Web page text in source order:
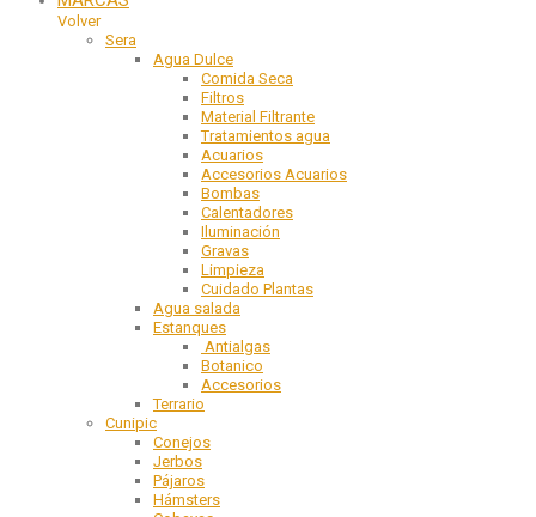
Volver
Sera
Agua Dulce
Comida Seca
Filtros
Material Filtrante
Tratamientos agua
Acuarios
Accesorios Acuarios
Bombas
Calentadores
Iluminación
Gravas
Limpieza
Cuidado Plantas
Agua salada
Estanques
Antialgas
Botanico
Accesorios
Terrario
Cunipic
Conejos
Jerbos
Pájaros
Hámsters